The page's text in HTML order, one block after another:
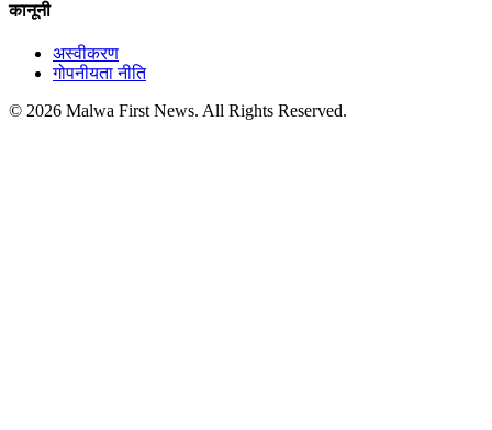
कानूनी
अस्वीकरण
गोपनीयता नीति
© 2026 Malwa First News. All Rights Reserved.